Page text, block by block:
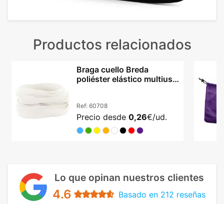
Productos relacionados
Braga cuello Breda
poliéster elástico multiuso
Ref: 60708
Precio desde 0,26€/ud.
Lo que opinan nuestros clientes
4.6 Basado en 212 reseñas